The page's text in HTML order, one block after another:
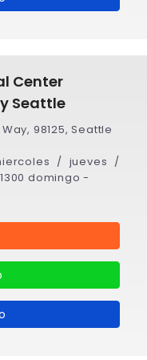
Center
Seattle
98125, Seattle
/ jueves /
domingo -